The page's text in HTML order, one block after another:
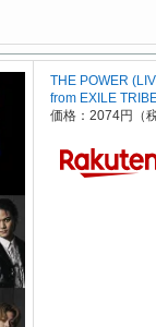
THE POWER
from EXILE
価格：2074円（